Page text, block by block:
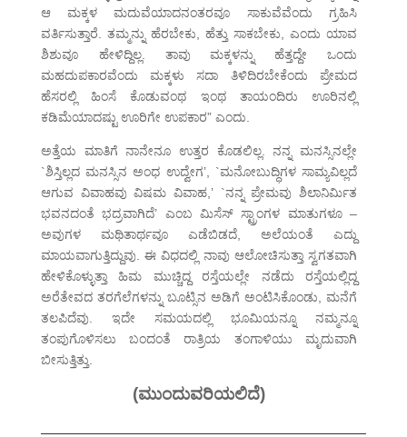
ಆ ಮಕ್ಕಳ ಮದುವೆಯಾದನಂತರವೂ ಸಾಕುವೆವೆಂದು ಗ್ರಹಿಸಿ
ವರ್ತಿಸುತ್ತಾರೆ. ತಮ್ಮನ್ನು ಹೆರಬೇಕು, ಹೆತ್ತು ಸಾಕಬೇಕು, ಎಂದು ಯಾವ
ಶಿಶುವೂ ಹೇಳಿದ್ದಿಲ್ಲ. ತಾವು ಮಕ್ಕಳನ್ನು ಹೆತ್ತದ್ದೇ ಒಂದು
ಮಹದುಪಕಾರವೆಂದು ಮಕ್ಕಳು ಸದಾ ತಿಳಿದಿರಬೇಕೆಂದು ಪ್ರೇಮದ
ಹೆಸರಲ್ಲಿ ಹಿಂಸೆ ಕೊಡುವಂಥ ಇಂಥ ತಾಯಂದಿರು ಊರಿನಲ್ಲಿ
ಕಡಿಮೆಯಾದಷ್ಟು ಊರಿಗೇ ಉಪಕಾರ” ಎಂದು.
ಅತ್ತೆಯ ಮಾತಿಗೆ ನಾನೇನೂ ಉತ್ತರ ಕೊಡಲಿಲ್ಲ. ನನ್ನ ಮನಸ್ಸಿನಲ್ಲೇ
`ಶಿಸ್ತಿಲ್ಲದ ಮನಸ್ಸಿನ ಅಂಧ ಉದ್ವೇಗ’, `ಮನೋಬುದ್ಧಿಗಳ ಸಾಮ್ಯವಿಲ್ಲದೆ
ಆಗುವ ವಿವಾಹವು ವಿಷಮ ವಿವಾಹ,’ `ನನ್ನ ಪ್ರೇಮವು ಶಿಲಾನಿರ್ಮಿತ
ಭವನದಂತೆ ಭದ್ರವಾಗಿದೆ’ ಎಂಬ ಮಿಸೆಸ್ ಸ್ಟ್ರಾಂಗಳ ಮಾತುಗಳೂ –
ಅವುಗಳ ಮಥಿತಾರ್ಥವೂ ಎಡೆಬಿಡದೆ, ಅಲೆಯಂತೆ ಎದ್ದು
ಮಾಯವಾಗುತ್ತಿದ್ದುವು. ಈ ವಿಧದಲ್ಲಿ ನಾವು ಆಲೋಚಿಸುತ್ತಾ ಸ್ವಗತವಾಗಿ
ಹೇಳಿಕೊಳ್ಳುತ್ತಾ ಹಿಮ ಮುಚ್ಚಿದ್ದ ರಸ್ತೆಯಲ್ಲೇ ನಡೆದು ರಸ್ತೆಯಲ್ಲಿದ್ದ
ಅರೆತೇವದ ತರಗೆಲೆಗಳನ್ನು ಬೂಟ್ಸಿನ ಅಡಿಗೆ ಅಂಟಿಸಿಕೊಂಡು, ಮನೆಗೆ
ತಲಪಿದೆವು. ಇದೇ ಸಮಯದಲ್ಲಿ ಭೂಮಿಯನ್ನೂ ನಮ್ಮನ್ನೂ
ತಂಪುಗೊಳಿಸಲು ಬಂದಂತೆ ರಾತ್ರಿಯ ತಂಗಾಳಿಯು ಮೃದುವಾಗಿ
ಬೀಸುತ್ತಿತ್ತು.
(ಮುಂದುವರಿಯಲಿದೆ)